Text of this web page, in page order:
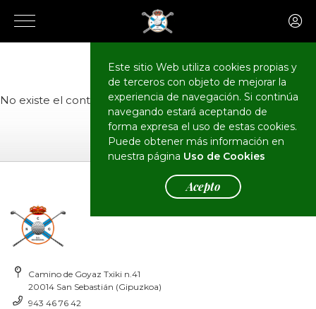
Este sitio Web utiliza cookies propias y
de terceros con objeto de mejorar la
experiencia de navegación. Si continúa
navegando estará aceptando de
forma expresa el uso de estas cookies.
Puede obtener más información en
nuestra página Uso de Cookies
Acepto
El Club Actualidad
No existe el contenido o no tiene permisos de acceso.
Camino de Goyaz Txiki n.41
20014 San Sebastián (Gipuzkoa)
943 46 76 42